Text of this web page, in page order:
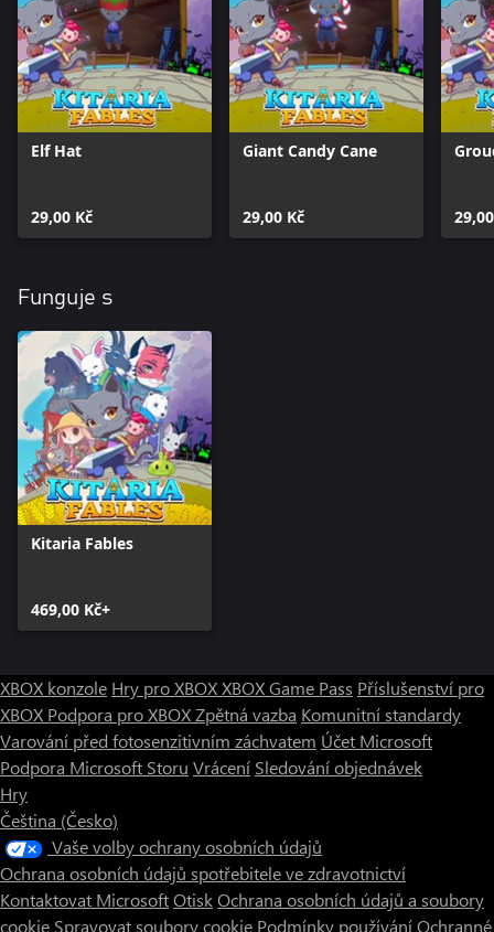
Elf Hat
29,00 Kč
Giant Candy Cane
29,00 Kč
Funguje s
Kitaria Fables
469,00 Kč+
XBOX konzole Hry pro XBOXXBOX Game Pass Příslušenství pro
XBOX Podpora pro XBOXZpětná vazba Komunitní standardy
Varování před fotosenzitivním záchvatem Účet Microsoft
Podpora Microsoft Storu Vrácení Sledování objednávek
Hry
Čeština (Česko)
Vaše volby ochrany osobních údajů
Ochrana osobních údajů spotřebitele ve zdravotnictví
Kontaktovat MicrosoftOtiskOchrana osobních údajů a soubory
cookie Spravovat soubory cookie Podmínky používáníOchranné